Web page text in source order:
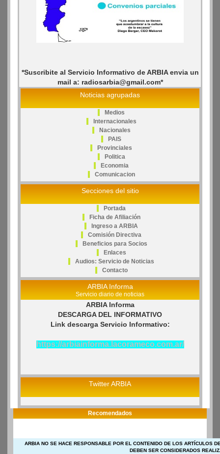
*Suscribite al Servicio Informativo de ARBIA envia un
mail a: radiosarbia@gmail.com*
Noticias agrupadas
Medios
Internacionales
Nacionales
PAIS
Provinciales
Politica
Economia
Comunicacion
Secciones del sitio
Portada
Ficha de Afiliación
Ingreso a ARBIA
Comisión Directiva
Beneficios para Socios
Enlaces
Audios: Servicio de Noticias
Contacto
ARBIA Informa
Servicio diario de noticias
ARBIA Informa
DESCARGA DEL INFORMATIVO
Link descarga Servicio Informativo:
https://arbiainforma.lacorameco.com.ar/
Twitter ARBIA
Recomendados
ARBIA NO SE HACE RESPONSABLE POR EL CONTENIDO DE LOS ARTÍCULOS
DEBEN SER CONSIDERADOS